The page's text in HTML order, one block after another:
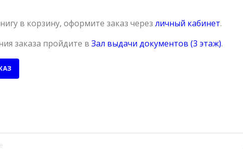
в корзину, оформите заказ через личный кабинет.
заказа пройдите в Зал выдачи документов (3 этаж).